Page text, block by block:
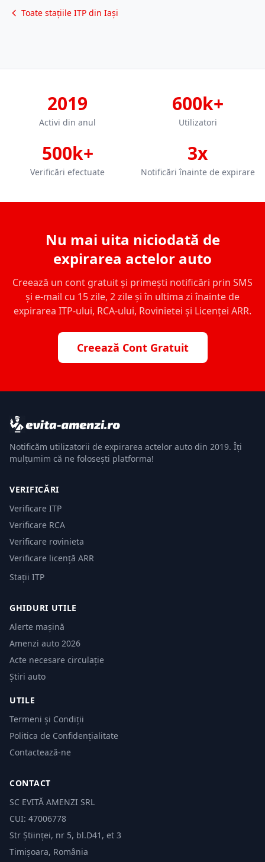
Toate stațiile ITP din Iași
2019
Activi din anul
600k+
Utilizatori
500k+
Verificări efectuate
3x
Notificări înainte de expirare
Nu mai uita niciodată de
expirarea actelor auto
Creează un cont gratuit și primești notificări prin SMS
și e-mail cu 15 zile, 2 zile și în ultima zi înainte de
expirarea ITP-ului, RCA-ului, Rovinietei și Licenței ARR.
Creează Cont Gratuit
Notificăm utilizatorii de expirarea actelor auto din 2019. Îți
mulțumim că ne folosești platforma!
VERIFICĂRI
Verificare ITP
Verificare RCA
Verificare rovinieta
Verificare licență ARR
Stații ITP
GHIDURI UTILE
Alerte mașină
Amenzi auto 2026
Acte necesare circulație
Știri auto
UTILE
Termeni și Condiții
Politica de Confidențialitate
Contactează-ne
CONTACT
SC EVITĂ AMENZI SRL
CUI: 47006778
Str Științei, nr 5, bl.D41, et 3
Timișoara, România